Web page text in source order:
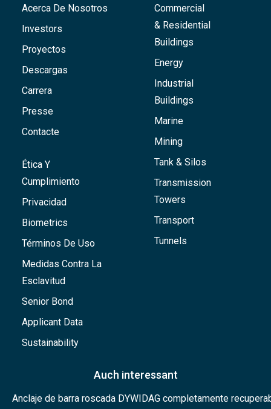
Acerca De Nosotros
Investors
Proyectos
Descargas
Carrera
Presse
Contacte
Ética Y
Cumplimiento
Privacidad
Biometrics
Términos De Uso
Medidas Contra La
Esclavitud
Senior Bond
Applicant Data
Sustainability
Commercial
& Residential
Buildings
Energy
Industrial
Buildings
Marine
Mining
Tank & Silos
Transmission
Towers
Transport
Tunnels
Auch interessant
Anclaje de barra roscada DYWIDAG completamente